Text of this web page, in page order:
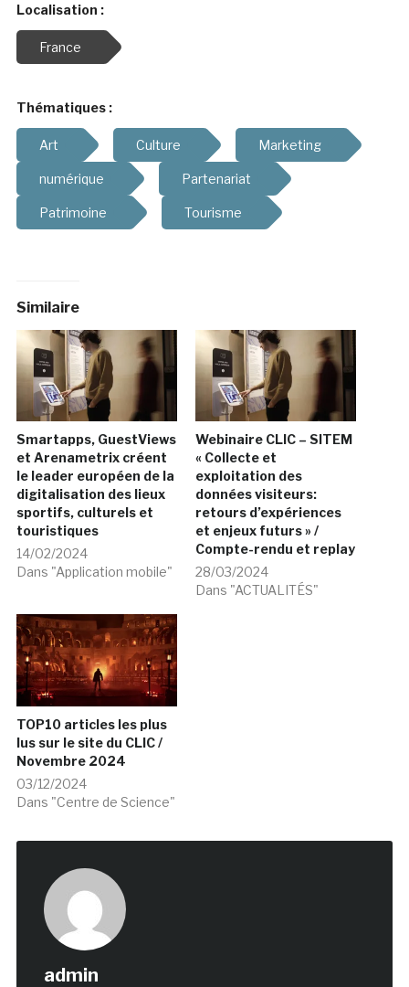
Localisation :
France
Thématiques :
Art Culture Marketing
numérique Partenariat
Patrimoine Tourisme
Similaire
Smartapps, GuestViews
et Arenametrix créent
le leader européen de la
digitalisation des lieux
sportifs, culturels et
touristiques
14/02/2024
Dans "Application mobile"
Webinaire CLIC – SITEM
« Collecte et
exploitation des
données visiteurs:
retours d’expériences
et enjeux futurs » /
Compte-rendu et replay
28/03/2024
Dans "ACTUALITÉS"
TOP10 articles les plus
lus sur le site du CLIC /
Novembre 2024
03/12/2024
Dans "Centre de Science"
admin